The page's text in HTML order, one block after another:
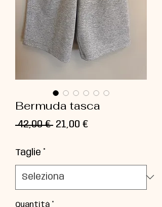
Bermuda tasca
42,00 € Prezzo
21,00 €Prezzo
Taglie *
Quantità *